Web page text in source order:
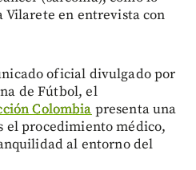
Vilarete en entrevista con
oficial divulgado por
de Fútbol, el
Colombia presenta una
el procedimiento médico,
al entorno del